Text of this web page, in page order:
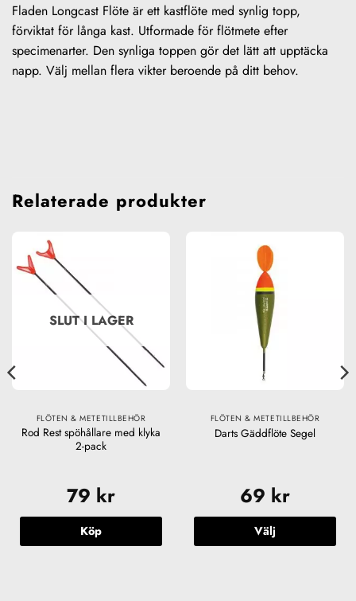
Fladen Longcast Flöte är ett kastflöte med synlig topp,
förviktat för långa kast. Utformade för flötmete efter
specimenarter. Den synliga toppen gör det lätt att upptäcka
napp. Välj mellan flera vikter beroende på ditt behov.
Relaterade produkter
SLUT I LAGER
FLÖTEN & METETILLBEHÖR
Rod Rest spöhållare med klyka
2-pack
79 kr
Köp
FLÖTEN & METETILLBEHÖR
Darts Gäddflöte Segel
69 kr
Välj